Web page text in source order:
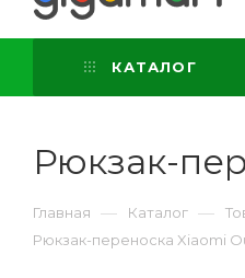
КАТАЛОГ
Рюкзак-
Главная — Каталог —
Рюкзак-переноска Xiaomi